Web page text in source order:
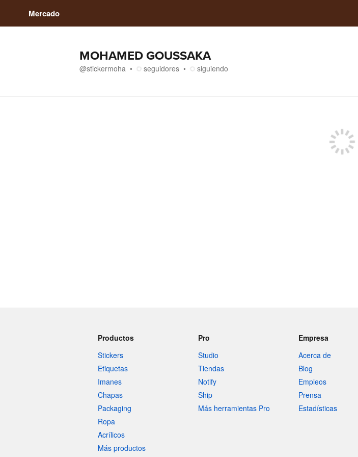
Mercado
MOHAMED GOUSSAKA
@stickermoha seguidores siguiendo
Productos
Stickers
Etiquetas
Imanes
Chapas
Packaging
Ropa
Acrílicos
Más productos
Pro
Studio
Tiendas
Notify
Ship
Más herramientas Pro
Empresa
Acerca de
Blog
Empleos
Prensa
Estadísticas